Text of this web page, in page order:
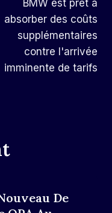
BMW est prêt à
absorber des coûts
supplémentaires
contre l'arrivée
imminente de tarifs
De